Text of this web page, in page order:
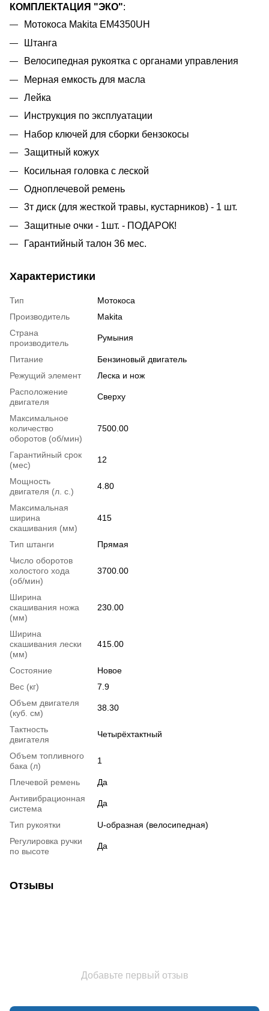
КОМПЛЕКТАЦИЯ "ЭКО":
Мотокоса Makita EM4350UH
Штанга
Велосипедная рукоятка с органами управления
Мерная емкость для масла
Лейка
Инструкция по эксплуатации
Набор ключей для сборки бензокосы
Защитный кожух
Косильная головка с леской
Одноплечевой ремень
3т диск (для жесткой травы, кустарников) - 1 шт.
Защитные очки - 1шт. - ПОДАРОК!
Гарантийный талон 36 мес.
Характеристики
Тип
Мотокоса
Производитель
Makita
Страна
производитель
Румыния
Питание
Бензиновый двигатель
Режущий элемент
Леска и нож
Расположение
двигателя
Сверху
Максимальное
количество
оборотов (об/мин)
7500.00
Гарантийный срок
(мес)
12
Мощность
двигателя (л. с.)
4.80
Максимальная
ширина
скашивания (мм)
415
Тип штанги
Прямая
Число оборотов
холостого хода
(об/мин)
3700.00
Ширина
скашивания ножа
(мм)
230.00
Ширина
скашивания лески
(мм)
415.00
Состояние
Новое
Вес (кг)
7.9
Объем двигателя
(куб. см)
38.30
Тактность
двигателя
Четырёхтактный
Объем топливного
бака (л)
1
Плечевой ремень
Да
Антивибрационная
система
Да
Тип рукоятки
U-образная (велосипедная)
Регулировка ручки
по высоте
Да
Отзывы
Добавьте первый отзыв